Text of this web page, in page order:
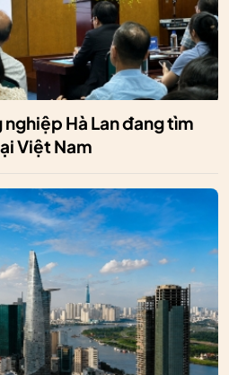
Hà Lan đang tìm
Việt Nam